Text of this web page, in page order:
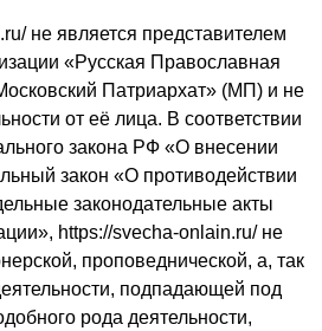
не является представителем
«Русская Православная
Патриархат» (МП) и не
от её лица. В соответствии
закона РФ «О внесении
закон «О противодействии
законодательные акты
https://svecha-onlain.ru/ не
проповеднической, а, так
подпадающей под
рода деятельности,